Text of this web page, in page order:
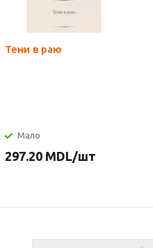
Тени в раю
Мало
297.20 MDL/шт